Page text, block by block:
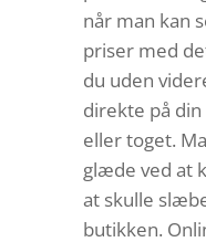
når man kan
priser med
du uden
direkte på
eller toget.
glæde ved at
at skulle
butikken.